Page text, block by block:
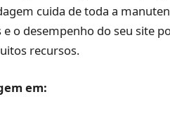
cuida de toda a
o desempenho do seu site
recursos.
em: